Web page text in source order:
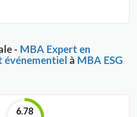
- MBA Expert en
événementiel à MBA ESG
6.78